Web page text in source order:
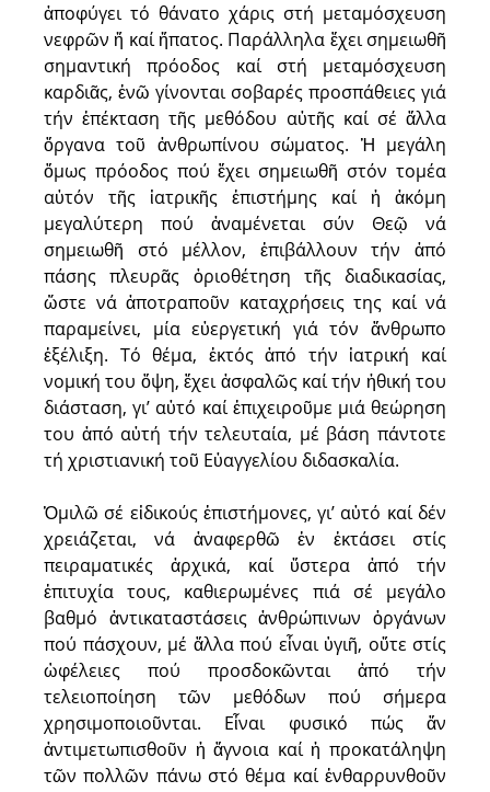
ἀποφύγει τό θάνατο χάρις στή μεταμόσχευση
νεφρῶν ἤ καί ἤπατος. Παράλληλα ἔχει σημειωθῆ
σημαντική πρόοδος καί στή μεταμόσχευση
καρδιᾶς, ἐνῶ γίνονται σοβαρές προσπάθειες γιά
τήν ἐπέκταση τῆς μεθόδου αὐτῆς καί σέ ἄλλα
ὄργανα τοῦ ἀνθρωπίνου σώματος. Ἡ μεγάλη
ὅμως πρόοδος πού ἔχει σημειωθῆ στόν τομέα
αὐτόν τῆς ἰατρικῆς ἐπιστήμης καί ἡ ἀκόμη
μεγαλύτερη πού ἀναμένεται σύν Θεῷ νά
σημειωθῆ στό μέλλον, ἐπιβάλλουν τήν ἀπό
πάσης πλευρᾶς ὁριοθέτηση τῆς διαδικασίας,
ὥστε νά ἀποτραποῦν καταχρήσεις της καί νά
παραμείνει, μία εὐεργετική γιά τόν ἄνθρωπο
ἐξέλιξη. Τό θέμα, ἐκτός ἀπό τήν ἰατρική καί
νομική του ὄψη, ἔχει ἀσφαλῶς καί τήν ἠθική του
διάσταση, γι’ αὐτό καί ἐπιχειροῦμε μιά θεώρηση
του ἀπό αὐτή τήν τελευταία, μέ βάση πάντοτε
τή χριστιανική τοῦ Εὐαγγελίου διδασκαλία.
Ὁμιλῶ σέ εἰδικούς ἐπιστήμονες, γι’ αὐτό καί δέν
χρειάζεται, νά ἀναφερθῶ ἐν ἐκτάσει στίς
πειραματικές ἀρχικά, καί ὕστερα ἀπό τήν
ἐπιτυχία τους, καθιερωμένες πιά σέ μεγάλο
βαθμό ἀντικαταστάσεις ἀνθρώπινων ὀργάνων
πού πάσχουν, μέ ἄλλα πού εἶναι ὑγιῆ, οὔτε στίς
ὠφέλειες πού προσδοκῶνται ἀπό τήν
τελειοποίηση τῶν μεθόδων πού σήμερα
χρησιμοποιοῦνται. Εἶναι φυσικό πώς ἄν
ἀντιμετωπισθοῦν ἡ ἄγνοια καί ἡ προκατάληψη
τῶν πολλῶν πάνω στό θέμα καί ἐνθαρρυνθοῦν